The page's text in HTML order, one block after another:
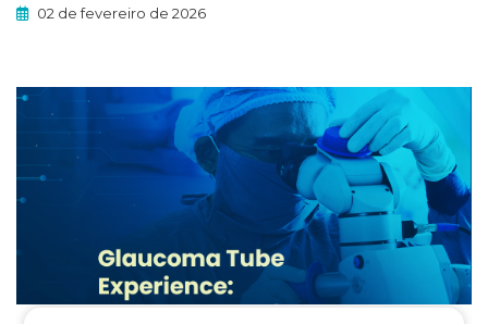
02 de fevereiro de 2026